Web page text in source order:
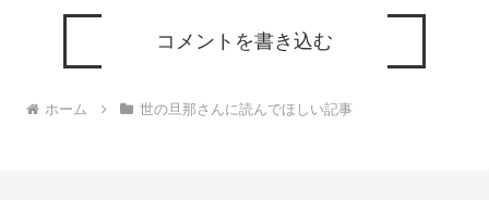
コメントを書き込む
ホーム 世の旦那さんに読んでほしい記事